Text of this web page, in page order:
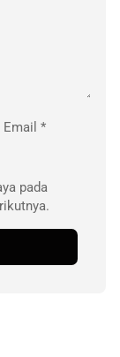
Email *
pada